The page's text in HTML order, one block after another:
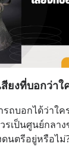
ยงที่บอกว่าใ
ถบอกได้ว่าใ
รเป็นศูนย์กลา
ดนตรีอยู่หรือไม่